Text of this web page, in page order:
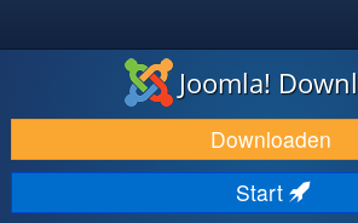
DOWNLOAD & BREID UIT
ONTDEK & LEER
COMMUNITY & ONDERSTEUNING
Joomla!
Downloaden
Start